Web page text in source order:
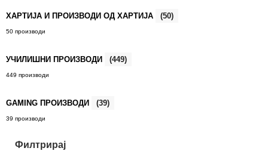
ХАРТИЈА И ПРОИЗВОДИ ОД ХАРТИЈА (50)
50 производи
УЧИЛИШНИ ПРОИЗВОДИ (449)
449 производи
GAMING ПРОИЗВОДИ (39)
39 производи
Филтрирај